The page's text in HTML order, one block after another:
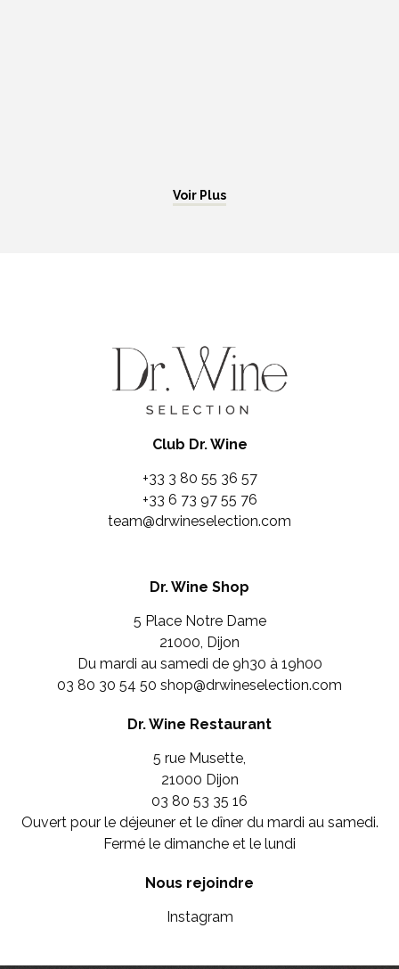
Voir Plus
Club Dr. Wine
+33 3 80 55 36 57
+33 6 73 97 55 76
team@drwineselection.com
Dr. Wine Shop
5 Place Notre Dame
21000, Dijon
Du mardi au samedi de 9h30 à 19h00
03 80 30 54 50 shop@drwineselection.com
Dr. Wine Restaurant
5 rue Musette,
21000 Dijon
03 80 53 35 16
Ouvert pour le déjeuner et le dîner du mardi au samedi.
Fermé le dimanche et le lundi
Nous rejoindre
Instagram